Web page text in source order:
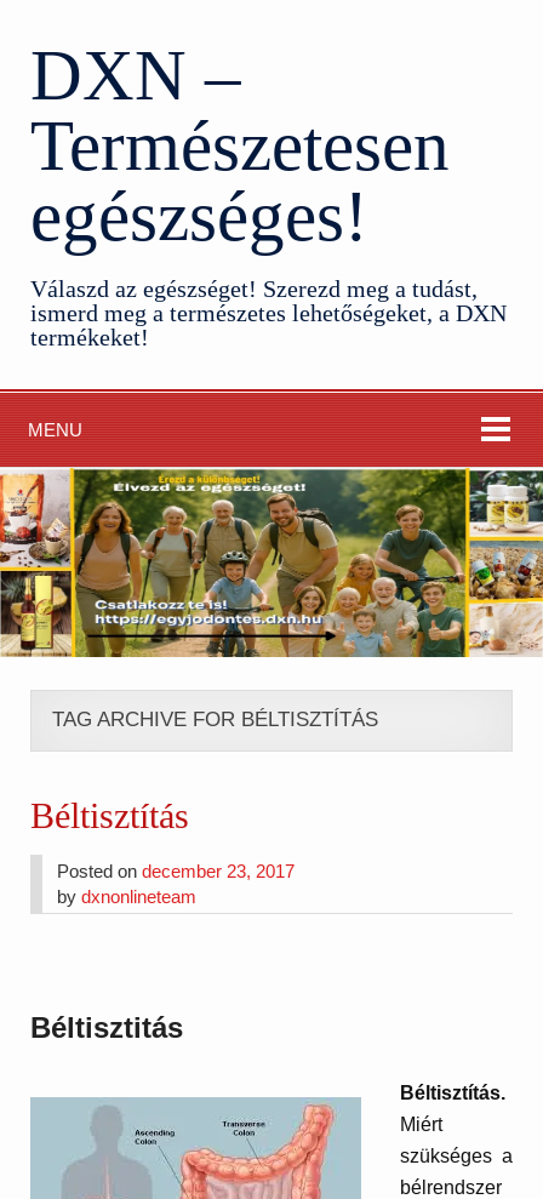
DXN –
Természetesen
egészséges!
Válaszd az egészséget! Szerezd meg a tudást,
ismerd meg a természetes lehetőségeket, a DXN
termékeket!
MENU
TAG ARCHIVE FOR BÉLTISZTÍTÁS
Béltisztítás
Posted ondecember 23, 2017
bydxnonlineteam
Béltisztitás
Béltisztítás.
Miért
szükséges a
bélrendszer